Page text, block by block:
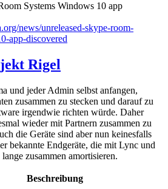
Systems Windows 10 app
news/unreleased-skype-room-
app-discovered
Rigel
und jeder Admin selbst anfangen,
zusammen zu stecken und darauf zu
irgendwie richten würde. Daher
wieder mit Partnern zusammen zu
die Geräte sind aber nun keinesfalls
bekannte Endgeräte, die mit Lync und
zusammen amortisieren.
Beschreibung